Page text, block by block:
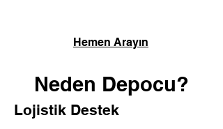
Hemen Arayın
Neden Depocu?
Lojistik Destek